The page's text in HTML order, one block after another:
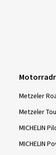
Metzeler
Metzeler
MICHELIN
MICHELIN